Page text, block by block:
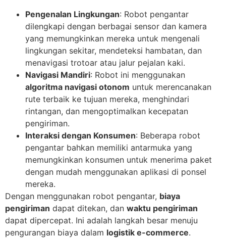
Pengenalan Lingkungan: Robot pengantar
dilengkapi dengan berbagai sensor dan kamera
yang memungkinkan mereka untuk mengenali
lingkungan sekitar, mendeteksi hambatan, dan
menavigasi trotoar atau jalur pejalan kaki.
Navigasi Mandiri: Robot ini menggunakan
algoritma navigasi otonom untuk merencanakan
rute terbaik ke tujuan mereka, menghindari
rintangan, dan mengoptimalkan kecepatan
pengiriman.
Interaksi dengan Konsumen: Beberapa robot
pengantar bahkan memiliki antarmuka yang
memungkinkan konsumen untuk menerima paket
dengan mudah menggunakan aplikasi di ponsel
mereka.
Dengan menggunakan robot pengantar, biaya
pengiriman dapat ditekan, dan waktu pengiriman
dapat dipercepat. Ini adalah langkah besar menuju
pengurangan biaya dalam logistik e-commerce.